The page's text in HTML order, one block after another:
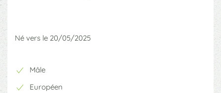
Né vers le 20/05/2025
Mâle
Européen